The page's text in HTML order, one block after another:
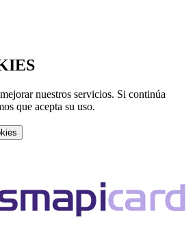
nuestros servicios. Si continúa
que acepta su uso.